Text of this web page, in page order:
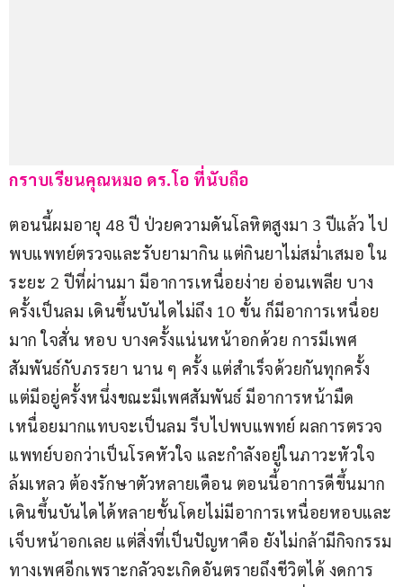
กราบเรียนคุณหมอ ดร.โอ ที่นับถือ
ตอนนี้ผมอายุ 48 ปี ป่วยความดันโลหิตสูงมา 3 ปีแล้ว ไป
พบแพทย์ตรวจและรับยามากิน แต่กินยาไม่สม่ำเสมอ ใน
ระยะ 2 ปีที่ผ่านมา มีอาการเหนื่อยง่าย อ่อนเพลีย บาง
ครั้งเป็นลม เดินขึ้นบันไดไม่ถึง 10 ขั้น ก็มีอาการเหนื่อย
มาก ใจสั่น หอบ บางครั้งแน่นหน้าอกด้วย การมีเพศ
สัมพันธ์กับภรรยา นาน ๆ ครั้ง แต่สำเร็จด้วยกันทุกครั้ง
แต่มีอยู่ครั้งหนึ่งขณะมีเพศสัมพันธ์ มีอาการหน้ามืด
เหนื่อยมากแทบจะเป็นลม รีบไปพบแพทย์ ผลการตรวจ
แพทย์บอกว่าเป็นโรคหัวใจ และกำลังอยู่ในภาวะหัวใจ
ล้มเหลว ต้องรักษาตัวหลายเดือน ตอนนี้อาการดีขึ้นมาก
เดินขึ้นบันไดได้หลายชั้นโดยไม่มีอาการเหนื่อยหอบและ
เจ็บหน้าอกเลย แต่สิ่งที่เป็นปัญหาคือ ยังไม่กล้ามีกิจกรรม
ทางเพศอีกเพราะกลัวจะเกิดอันตรายถึงชีวิตได้ งดการ